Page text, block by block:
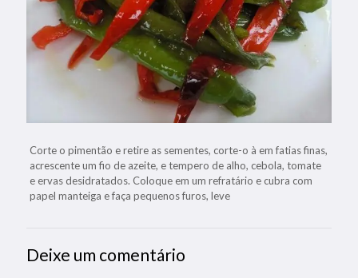
Corte o pimentão e retire as sementes, corte-o à em fatias finas,
acrescente um fio de azeite, e tempero de alho, cebola, tomate
e ervas desidratados. Coloque em um refratário e cubra com
papel manteiga e faça pequenos furos, leve
Deixe um comentário